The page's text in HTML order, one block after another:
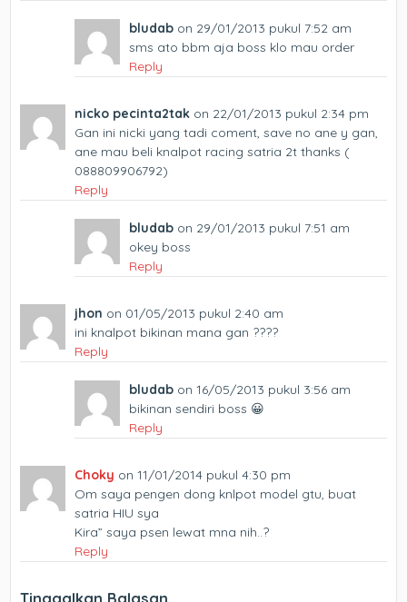
bludab on 29/01/2013 pukul 7:52 am
sms ato bbm aja boss klo mau order
Reply
nicko pecinta2tak on 22/01/2013 pukul 2:34 pm
Gan ini nicki yang tadi coment, save no ane y gan,
ane mau beli knalpot racing satria 2t thanks (
088809906792)
Reply
bludab on 29/01/2013 pukul 7:51 am
okey boss
Reply
jhon on 01/05/2013 pukul 2:40 am
ini knalpot bikinan mana gan ????
Reply
bludab on 16/05/2013 pukul 3:56 am
bikinan sendiri boss 😀
Reply
Choky on 11/01/2014 pukul 4:30 pm
Om saya pengen dong knlpot model gtu, buat
satria HIU sya
Kira” saya psen lewat mna nih..?
Reply